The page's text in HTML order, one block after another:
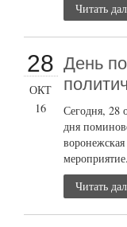
Читать
28
ОКТ
16
День
Сегодня, 28
дня
Читать